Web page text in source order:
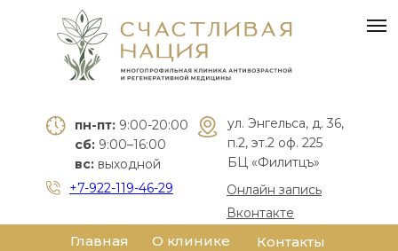
пн-пт: 9:00-20:00
сб: 9:00–16:00
вс: выходной
ул. Энгельса, д. 36,
п.2, эт.2 оф. 225
БЦ «Филитцъ»
О клинике
Главная Контакты
Онлайн запись
Вконтакте
+7-922-119-46-29
Лобинский
Стаж:28 лет
Врач-ортопед,
мануальный
терапевт
Специалист антивозрастной